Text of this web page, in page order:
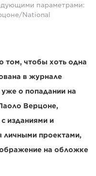
параметрами:
National
том, чтобы хоть одна
в журнале
о попадании на
Верцоне,
изданиями и
личными проектами,
на обложке